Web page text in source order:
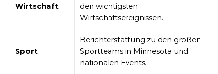
Wirtschaft
den wichtigsten
Wirtschaftsereignissen.
Sport
Berichterstattung zu den großen
Sportteams in Minnesota und
nationalen Events.